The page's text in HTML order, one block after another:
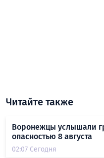
Читайте также
Воронежцы услышали
опасностью 8 августа
02:07 Сегодня